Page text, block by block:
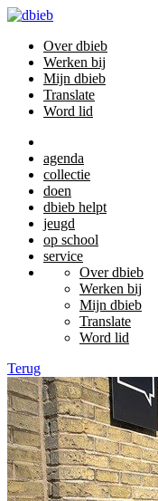
Over dbieb
Werken bij
Mijn dbieb
Translate
Word lid
agenda
collectie
doen
dbieb helpt
jeugd
op school
service
Over dbieb
Werken bij
Mijn dbieb
Translate
Word lid
Terug